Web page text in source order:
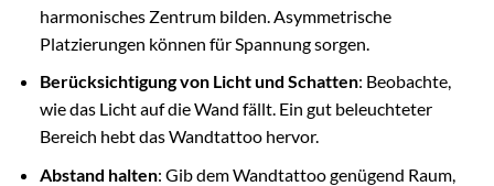
harmonisches Zentrum bilden. Asymmetrische
Platzierungen können für Spannung sorgen.
Berücksichtigung von Licht und Schatten: Beobachte,
wie das Licht auf die Wand fällt. Ein gut beleuchteter
Bereich hebt das Wandtattoo hervor.
Abstand halten: Gib dem Wandtattoo genügend Raum,